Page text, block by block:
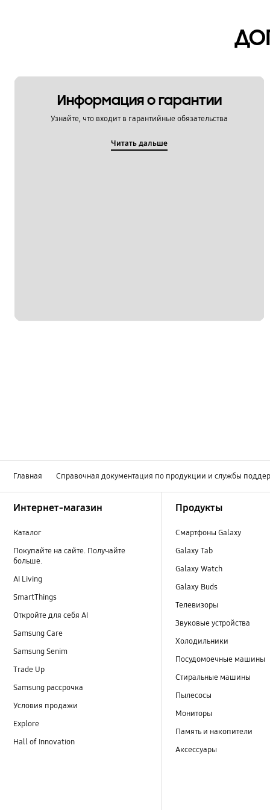
Информация о гарантии
Узнайте, что входит в гарантийные обязательства
Читать дальше
Главная Справочная документация по продукции и службы
Интернет-магазин
Каталог
Покупайте на сайте. Получайте
больше.
AI Living
SmartThings
Откройте для себя AI
Samsung Care
Samsung Senim
Trade Up
Samsung рассрочка
Условия продажи
Explore
Hall of Innovation
Продукты
Смартфоны Galaxy
Galaxy Tab
Galaxy Watch
Galaxy Buds
Телевизоры
Звуковые устройства
Холодильники
Посудомоечные машины
Стиральные машины
Пылесосы
Мониторы
Память и накопители
Аксессуары